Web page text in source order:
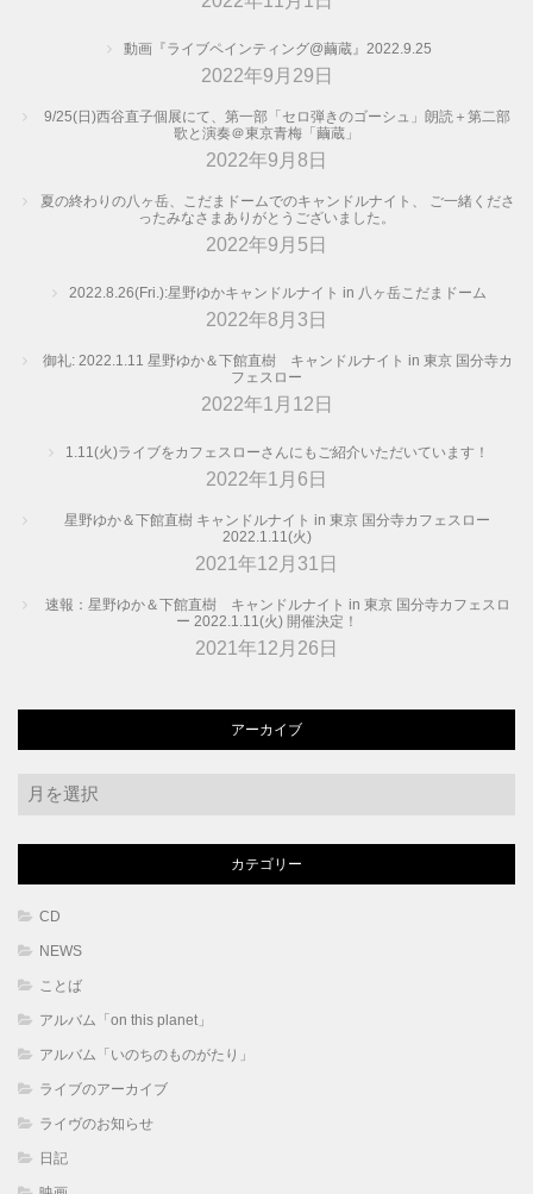
動画『ライブペインティング@繭蔵』2022.9.25
2022年9月29日
9/25(日)西谷直子個展にて、第一部「セロ弾きのゴーシュ」朗読＋第二部
歌と演奏＠東京青梅「繭蔵」
2022年9月8日
夏の終わりの八ヶ岳、こだまドームでのキャンドルナイト、 ご一緒くださ
ったみなさまありがとうございました。
2022年9月5日
2022.8.26(Fri.):星野ゆかキャンドルナイト in 八ヶ岳こだまドーム
2022年8月3日
御礼: 2022.1.11 星野ゆか＆下館直樹 キャンドルナイト in 東京 国分寺カ
フェスロー
2022年1月12日
1.11(火)ライブをカフェスローさんにもご紹介いただいています！
2022年1月6日
星野ゆか＆下館直樹 キャンドルナイト in 東京 国分寺カフェスロー
2022.1.11(火)
2021年12月31日
速報：星野ゆか＆下館直樹 キャンドルナイト in 東京 国分寺カフェスロ
ー 2022.1.11(火) 開催決定！
2021年12月26日
アーカイブ
ア
カ
カテゴリー
CD
NEWS
ことば
アルバム「on this planet」
アルバム「いのちのものがたり」
ライブのアーカイブ
ライヴのお知らせ
日記